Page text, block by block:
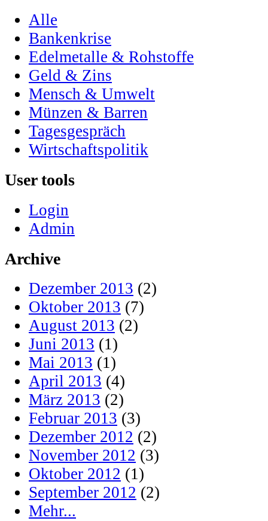
Alle
Bankenkrise
Edelmetalle & Rohstoffe
Geld & Zins
Mensch & Umwelt
Münzen & Barren
Tagesgespräch
Wirtschaftspolitik
User tools
Login
Admin
Archive
Dezember 2013 (2)
Oktober 2013 (7)
August 2013 (2)
Juni 2013 (1)
Mai 2013 (1)
April 2013 (4)
März 2013 (2)
Februar 2013 (3)
Dezember 2012 (2)
November 2012 (3)
Oktober 2012 (1)
September 2012 (2)
Mehr...